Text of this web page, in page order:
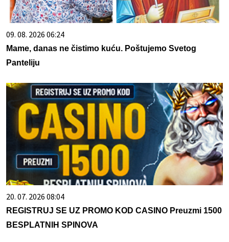
09. 08. 2026 06:24
Mame, danas ne čistimo kuću. Poštujemo Svetog
Panteliju
20. 07. 2026 08:04
REGISTRUJ SE UZ PROMO KOD CASINO Preuzmi 1500
BESPLATNIH SPINOVA